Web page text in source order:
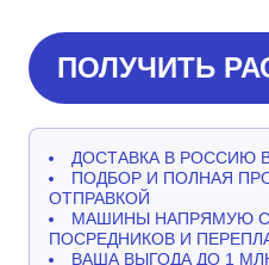
ПОЛУЧИТЬ
ДОСТАВКА В РОССИЮ
ПОДБОР И ПОЛНАЯ
ОТПРАВКОЙ
МАШИНЫ НАПРЯМУЮ С
ПОСРЕДНИКОВ И
ВАША ВЫГОДА ДО 1